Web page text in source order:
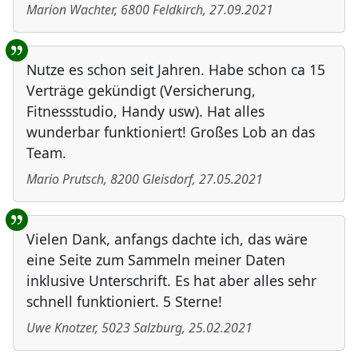
Marion Wachter, 6800Feldkirch, 27.09.2021
Nutze es schon seit Jahren. Habe schon ca 15
Verträge gekündigt (Versicherung,
Fitnessstudio, Handy usw). Hat alles
wunderbar funktioniert! Großes Lob an das
Team.
Mario Prutsch, 8200 Gleisdorf, 27.05.2021
Vielen Dank, anfangs dachte ich, das wäre
eine Seite zum Sammeln meiner Daten
inklusive Unterschrift. Es hat aber alles sehr
schnell funktioniert. 5 Sterne!
Uwe Knotzer, 5023Salzburg, 25.02.2021